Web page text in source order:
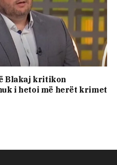
Blakaj kritikon
i hetoi më herët krimet